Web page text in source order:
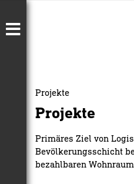
Projekte
Projekte
Primäres Ziel von
Bevölkerungsschicht
bezahlbaren